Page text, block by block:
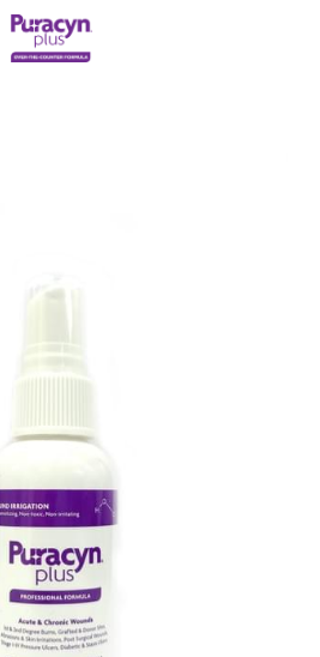
商品分類